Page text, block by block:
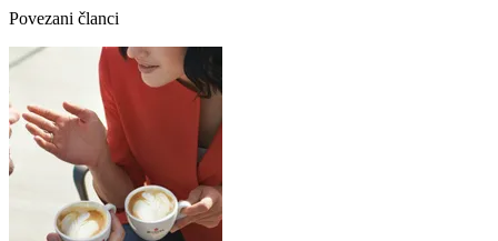
Povezani članci